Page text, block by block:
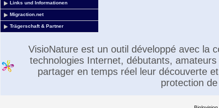
Links und Informationen
Migraction.net
Trägerschaft & Partner
VisioNature est un outil développé avec la
technologies Internet, débutants,
partager en temps réel leur découverte
protection